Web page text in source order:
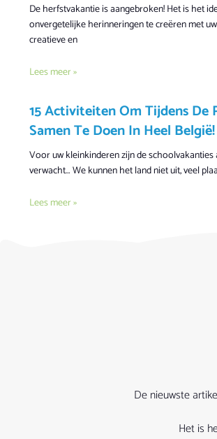
De herfstvakantie is aangebroken! Het is het
onvergetelijke herinneringen te creëren met
creatieve en
Lees meer »
15 Activiteiten Om Tijdens De
Samen Te Doen In Heel België!
Voor uw kleinkinderen zijn de
verwacht… We kunnen het land niet uit, veel
Lees meer »
De nieuwste
Het is